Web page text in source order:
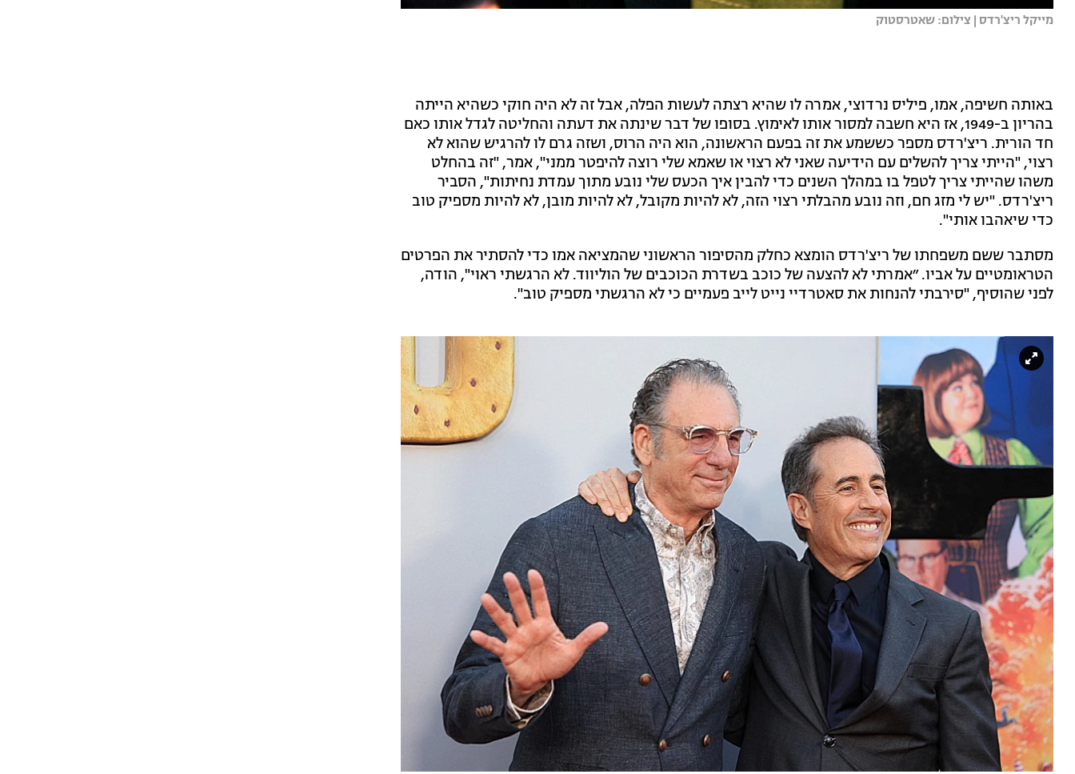
מייקל ריצ'רדס | צילום: שאטרסטוק
באותה חשיפה, אמו, פיליס נרדוצי, אמרה לו שהיא רצתה לעשות הפלה, אבל זה לא היה חוקי כשהיא הייתה
בהריון ב-1949, אז היא חשבה למסור אותו לאימוץ. בסופו של דבר שינתה את דעתה והחליטה לגדל אותו כאם
חד הורית. ריצ'רדס מספר כששמע את זה בפעם הראשונה, הוא היה הרוס, ושזה גרם לו להרגיש שהוא לא
רצוי, "הייתי צריך להשלים עם הידיעה שאני לא רצוי או שאמא שלי רוצה להיפטר ממני", אמר, "זה בהחלט
משהו שהייתי צריך לטפל בו במהלך השנים כדי להבין איך הכעס שלי נובע מתוך עמדת נחיתות", הסביר
ריצ'רדס. "יש לי מזג חם, וזה נובע מהבלתי רצוי הזה, לא להיות מקובל, לא להיות מובן, לא להיות מספיק טוב
כדי שיאהבו אותי".
מסתבר ששם משפחתו של ריצ'רדס הומצא כחלק מהסיפור הראשוני שהמציאה אמו כדי להסתיר את הפרטים
הטראומטיים על אביו. ״אמרתי לא להצעה של כוכב בשדרת הכוכבים של הוליווד. לא הרגשתי ראוי", הודה,
לפני שהוסיף, "סירבתי להנחות את סאטרדיי נייט לייב פעמיים כי לא הרגשתי מספיק טוב".